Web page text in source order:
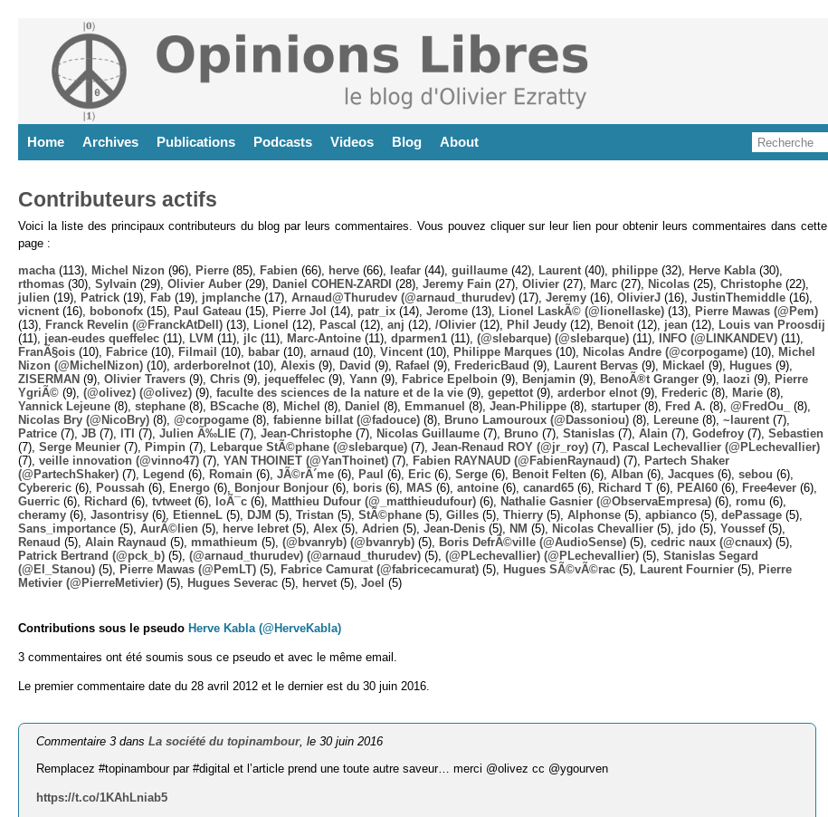
Home Archives Publications Podcasts Videos Blog About
Contributeurs actifs
Voici la liste des principaux contributeurs du blog par leurs commentaires. Vous pouvez cliquer sur leur lien pour obtenir leurs commentaires dans cette
page :
macha (113), Michel Nizon (96), Pierre (85), Fabien (66), herve (66), leafar (44), guillaume (42), Laurent (40), philippe (32), Herve Kabla (30),
rthomas (30), Sylvain (29), Olivier Auber (29), Daniel COHEN-ZARDI (28), Jeremy Fain (27), Olivier (27), Marc (27), Nicolas (25), Christophe (22),
julien (19), Patrick (19), Fab (19), jmplanche (17), Arnaud@Thurudev (@arnaud_thurudev) (17), Jeremy (16), OlivierJ (16), JustinThemiddle (16),
vicnent (16), bobonofx (15), Paul Gateau (15), Pierre Jol (14), patr_ix (14), Jerome (13), Lionel LaskÃ© (@lionellaske) (13),
Pierre Mawas (@Pem)
(13),
Franck Revelin (@FranckAtDell) (13), Lionel (12), Pascal (12), anj (12), /Olivier (12), Phil Jeudy (12), Benoit (12), jean (12),
Louis van Proosdij
(11), jean-eudes queffelec (11), LVM (11), jlc (11), Marc-Antoine (11), dparmen1 (11), (@slebarque) (@slebarque) (11), INFO (@LINKANDEV) (11),
FranÃ§ois (10), Fabrice (10), Filmail (10), babar (10), arnaud (10), Vincent (10), Philippe Marques (10), Nicolas Andre (@corpogame) (10),
Michel
Nizon (@MichelNizon) (10), arderborelnot (10), Alexis (9), David (9), Rafael (9), FredericBaud (9), Laurent Bervas (9), Mickael (9), Hugues (9),
ZISERMAN (9), Olivier Travers (9), Chris (9), jequeffelec (9), Yann (9), Fabrice Epelboin (9), Benjamin (9), BenoÃ®t Granger (9), laozi (9),
Pierre
YgriÃ© (9), (@olivez) (@olivez) (9), faculte des sciences de la nature et de la vie (9), gepettot (9), arderbor elnot (9), Frederic (8), Marie (8),
Yannick Lejeune (8), stephane (8), BScache (8), Michel (8), Daniel (8), Emmanuel (8), Jean-Philippe (8), startuper (8), Fred A. (8), @FredOu_
(8),
Nicolas Bry (@NicoBry) (8), @corpogame (8), fabienne billat (@fadouce) (8), Bruno Lamouroux (@Dassoniou) (8), Lereune (8), ~laurent (7),
Patrice (7), JB (7), ITI (7), Julien Ã‰LIE (7), Jean-Christophe (7), Nicolas Guillaume (7), Bruno (7), Stanislas (7), Alain (7), Godefroy (7), Sebastien
(7), Serge Meunier (7), Pimpin (7), Lebarque StÃ©phane (@slebarque) (7), Jean-Renaud ROY (@jr_roy) (7),
Pascal Lechevallier (@PLechevallier)
(7), veille innovation (@vinno47) (7), YAN THOINET (@YanThoinet) (7), Fabien RAYNAUD (@FabienRaynaud) (7),
Partech Shaker
(@PartechShaker) (7), Legend (6), Romain (6), JÃ©rÃ´me (6), Paul (6), Eric (6), Serge (6), Benoit Felten (6), Alban (6), Jacques (6), sebou (6),
Cybereric (6), Poussah (6), Energo (6), Bonjour Bonjour (6), boris (6), MAS (6), antoine (6), canard65 (6), Richard T (6), PEAI60 (6), Free4ever (6),
Guerric (6), Richard (6), tvtweet (6), loÃ¯c (6), Matthieu Dufour (@_matthieudufour) (6), Nathalie Gasnier (@ObservaEmpresa) (6), romu (6),
cheramy (6), Jasontrisy (6), EtienneL (5), DJM (5), Tristan (5), StÃ©phane (5), Gilles (5), Thierry (5), Alphonse (5), apbianco (5), dePassage (5),
Sans_importance (5), AurÃ©lien (5), herve lebret (5), Alex (5), Adrien (5), Jean-Denis (5), NM (5), Nicolas Chevallier (5), jdo (5), Youssef(5),
Renaud (5), Alain Raynaud (5), mmathieum (5), (@bvanryb) (@bvanryb) (5), Boris DefrÃ©ville (@AudioSense) (5), cedric naux (@cnaux) (5),
Patrick Bertrand (@pck_b) (5), (@arnaud_thurudev) (@arnaud_thurudev) (5), (@PLechevallier) (@PLechevallier) (5), Stanislas Segard
(@El_Stanou) (5), Pierre Mawas (@PemLT) (5), Fabrice Camurat (@fabricecamurat) (5), Hugues SÃ©vÃ©rac (5), Laurent Fournier (5),
Pierre
Metivier (@PierreMetivier) (5), Hugues Severac (5), hervet (5), Joel (5)
Contributions sous le pseudo Herve Kabla (@HerveKabla)
3 commentaires ont été soumis sous ce pseudo et avec le même email.
Le premier commentaire date du 28 avril 2012 et le dernier est du 30 juin 2016.
Commentaire 3 dansLa société du topinambour, le 30 juin 2016
Remplacez #topinambour par #digital et l’article prend une toute autre saveur… merci @olivez cc @ygourven
https://t.co/1KAhLniab5